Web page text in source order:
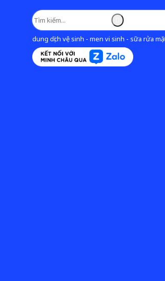
dung dịch vệ sinh - men vi sinh - sữa rửa